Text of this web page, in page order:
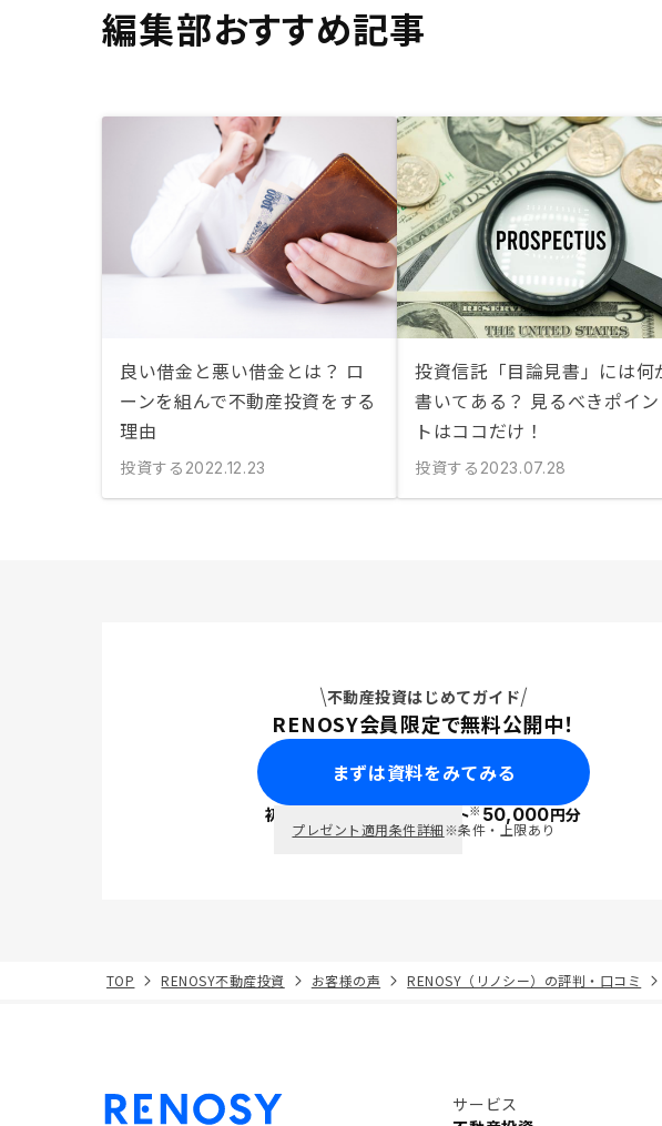
編集部おすすめ記事
良い借金と悪い借金とは？ ロ
ーンを組んで不動産投資をする
理由
投資する 2022.12.23
投資信託「目論見書」には何
書いてある？ 見るべきポイン
トはココだけ！
投資する 2023.07.28
不動産投資はじめてガイド
RENOSY会員限定で無料公開中！
まずは資料をみてみる
初回面談で ポイント※50,000円分
プレゼント適用条件詳細※条件・上限あり
TOP RENOSY不動産投資 お客様の声 RENOSY（リノシー）の評判・口コミ
サービス